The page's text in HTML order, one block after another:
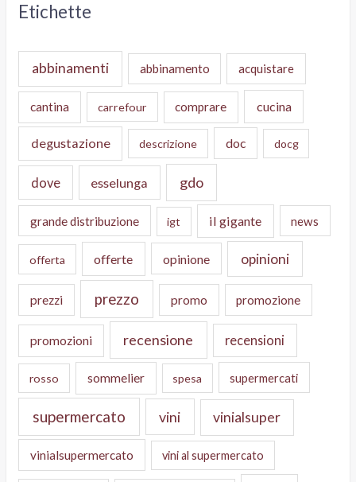
Etichette
abbinamenti abbinamento acquistare
cantina carrefour comprare cucina
degustazione descrizione doc docg
dove esselunga gdo
grande distribuzione igt il gigante news
offerta offerte opinione opinioni
prezzi prezzo promo promozione
promozioni recensione recensioni
rosso sommelier spesa supermercati
supermercato vini vinialsuper
vinialsupermercato vini al supermercato